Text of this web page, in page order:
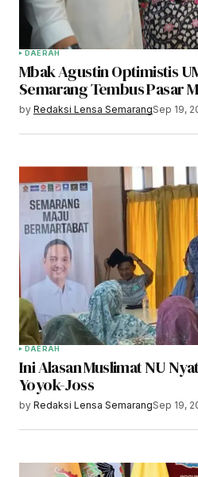
DAERAH
Mbak Agustin Optimistis
Semarang Tembus Pasar
by Redaksi Lensa SemarangSep 19,
DAERAH
Ini Alasan Muslimat NU
Yoyok-Joss
by Redaksi Lensa SemarangSep 19,